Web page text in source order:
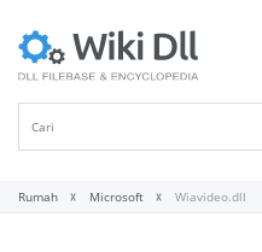
Rumah Microsoft Wiavideo.dll